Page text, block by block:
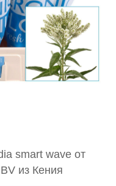
smart wave от
из Кения